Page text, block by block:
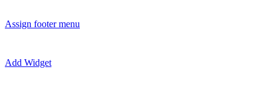
Assign footer menu
Add Widget